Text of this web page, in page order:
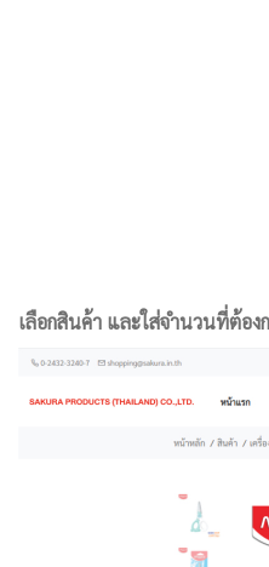
เลือกสินค้า และใส่จำนวนที่ต้อ